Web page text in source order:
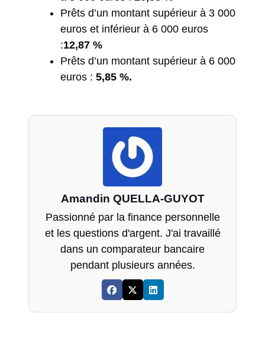
Prêts d’un montant supérieur à 3 000
euros et inférieur à 6 000 euros
:12,87 %
Prêts d’un montant supérieur à 6 000
euros : 5,85 %.
Amandin QUELLA-GUYOT
Passionné par la finance personnelle
et les questions d'argent. J'ai travaillé
dans un comparateur bancaire
pendant plusieurs années.